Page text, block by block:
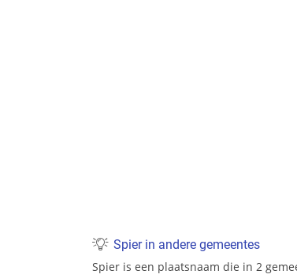
Spier in andere gemeentes
Spier is een plaatsnaam die in 2